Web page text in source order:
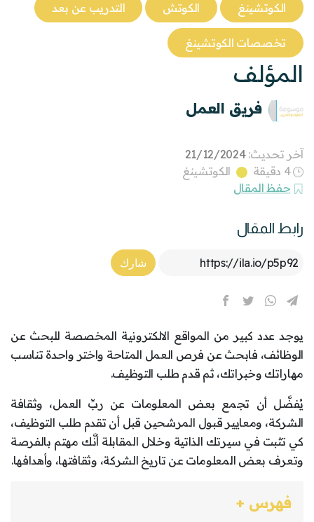
الكوتشينغ الكوتش التدريب عن بعد
تخصصات الكوتشينغ
المؤلف
فريق العمل
آخر تحديث:21/12/2024
4 دقيقة
الكوتشينغ
حفظ المقال
رابط المقال
Article Link
شارك
يوجد عدد كبير من المواقع الالكترونية المخصصة للبحث عن
الوظائف، فابحث عن فرص العمل المتاحة واختر واحدة تناسب
مهاراتك وخبراتك، ثم قدم طلب التوظيف.
يُفضَّل أن تجمع بعض المعلومات عن ربِّ العمل، وثقافة
الشركة، ومعايير قبول المرشحين قبل أن تقدم طلب التوظيف،
كي تثبت في سيرتك الذاتية وخلال المقابلة أنَّك مهتم بالفرصة
وتعرف بعض المعلومات عن تاريخ الشركة، وثقافتها، وأهدافها.
فهرس +